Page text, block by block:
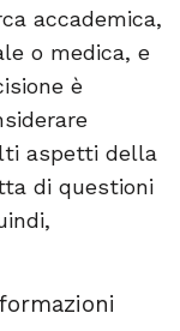
accademica,
o medica, e
è
aspetti della
di questioni